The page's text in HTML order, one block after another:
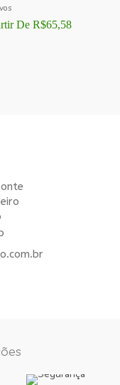
De R$65,58